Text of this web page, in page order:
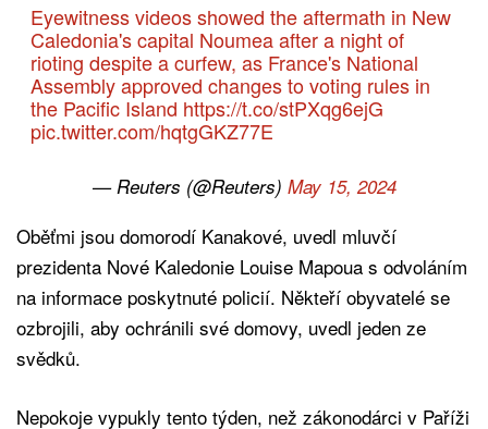
Eyewitness videos showed the aftermath in New
Caledonia's capital Noumea after a night of
rioting despite a curfew, as France's National
Assembly approved changes to voting rules in
the Pacific Island https://t.co/stPXqg6ejG
pic.twitter.com/hqtgGKZ77E
— Reuters (@Reuters) May 15, 2024
Oběťmi jsou domorodí Kanakové, uvedl mluvčí
prezidenta Nové Kaledonie Louise Mapoua s odvoláním
na informace poskytnuté policií. Někteří obyvatelé se
ozbrojili, aby ochránili své domovy, uvedl jeden ze
svědků.
Nepokoje vypukly tento týden, než zákonodárci v Paříži